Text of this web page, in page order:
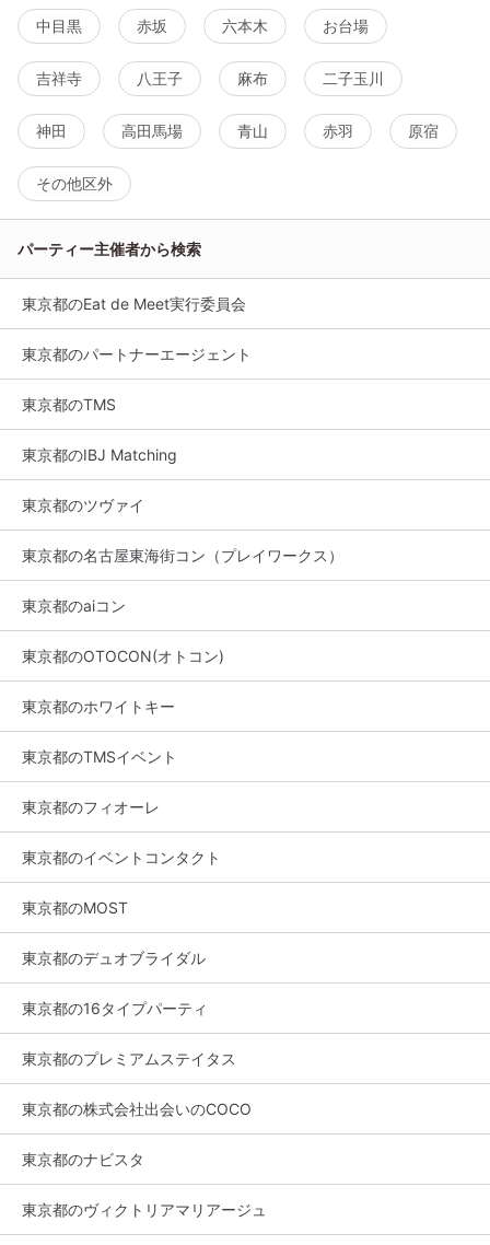
中目黒 赤坂 六本木 お台場
吉祥寺 八王子 麻布 二子玉川
神田 高田馬場 青山 赤羽 原宿
その他区外
パーティー主催者から検索
東京都のEat de Meet実行委員会
東京都のパートナーエージェント
東京都のTMS
東京都のIBJ Matching
東京都のツヴァイ
東京都の名古屋東海街コン（プレイワークス）
東京都のaiコン
東京都のOTOCON(オトコン)
東京都のホワイトキー
東京都のTMSイベント
東京都のフィオーレ
東京都のイベントコンタクト
東京都のMOST
東京都のデュオブライダル
東京都の16タイプパーティ
東京都のプレミアムステイタス
東京都の株式会社出会いのCOCO
東京都のナビスタ
東京都のヴィクトリアマリアージュ